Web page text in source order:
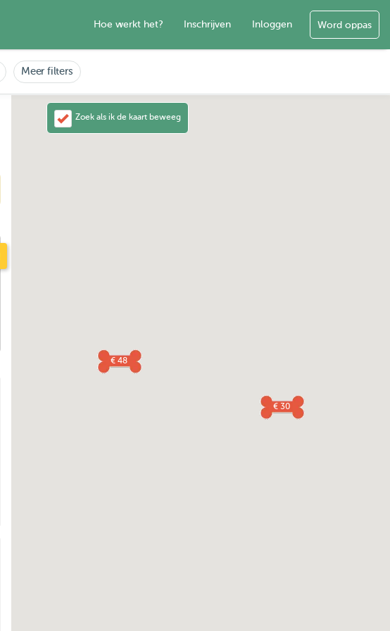
Hoe werkt het? Inschrijven Inloggen Word oppas
Meer filters
€ 48
€ 30
Zoek als ik de kaart beweeg